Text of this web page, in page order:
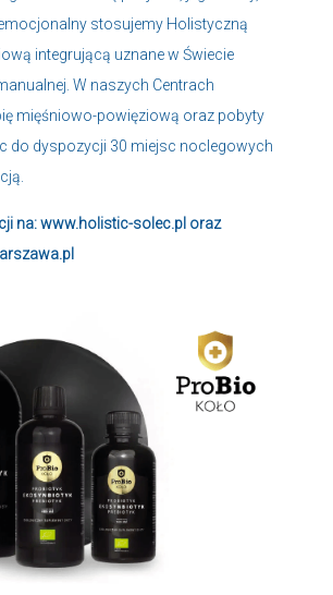
stosujemy Holistyczną
integrującą uznane w Świecie
W naszych Centrach
mięśniowo-powięziową oraz pobyty
do dyspozycji 30 miejsc noclegowych
na:www.holistic-solec.pl oraz